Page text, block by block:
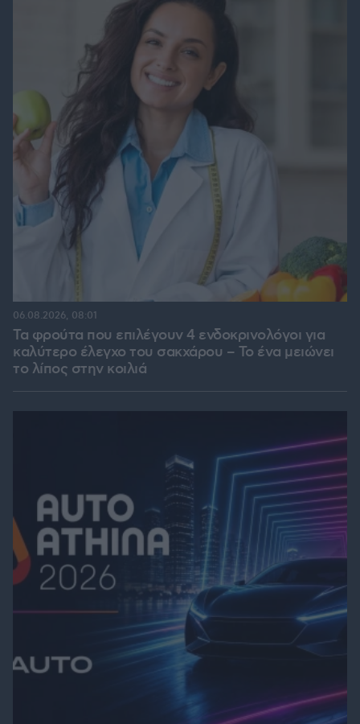
Τα φρούτα που επιλέγουν 4 ενδοκρινολόγοι για
καλύτερο έλεγχο του σακχάρου – Το ένα μειώνει
το λίπος στην κοιλιά
06.08.2026, 08:01